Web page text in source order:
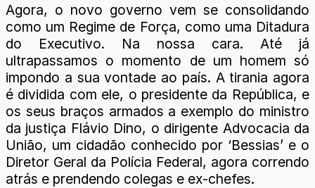
Agora, o novo governo vem se consolidando
como um Regime de Força, como uma Ditadura
do Executivo. Na nossa cara. Até já
ultrapassamos o momento de um homem só
impondo a sua vontade ao país. A tirania agora
é dividida com ele, o presidente da República, e
os seus braços armados a exemplo do ministro
da justiça Flávio Dino, o dirigente Advocacia da
União, um cidadão conhecido por ‘Bessias’ e o
Diretor Geral da Polícia Federal, agora correndo
atrás e prendendo colegas e ex-chefes.